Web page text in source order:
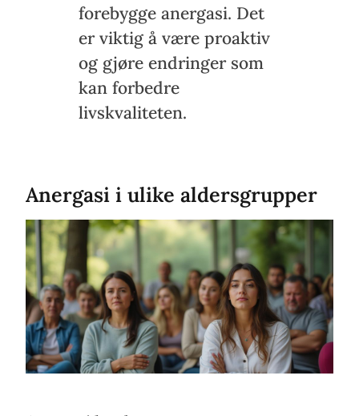
forebygge anergasi. Det
er viktig å være proaktiv
og gjøre endringer som
kan forbedre
livskvaliteten.
Anergasi i ulike aldersgrupper